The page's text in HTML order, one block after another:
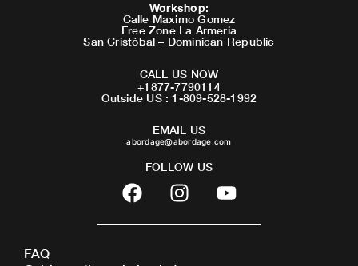
Workshop:
Calle Maximo Gomez
Free Zone La Armeria
San Cristóbal – Dominican Republic
CALL US NOW
+1877-7790114
Outside US : 1-809-528-1992
EMAIL US
abordage@abordage.com
FOLLOW US
F
a
c
b
I
n
s
Y
o
u
FAQ